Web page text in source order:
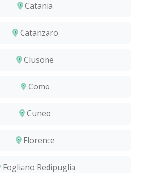
Catania
Catanzaro
Clusone
Como
Cuneo
Florence
Fogliano Redipuglia